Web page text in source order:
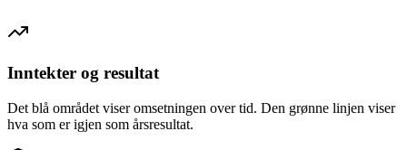
Inntekter og resultat
Det blå området viser omsetningen over tid. Den grønne linjen viser
hva som er igjen som årsresultat.